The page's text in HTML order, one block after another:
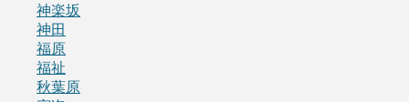
神楽坂
神田
福原
福祉
秋葉原